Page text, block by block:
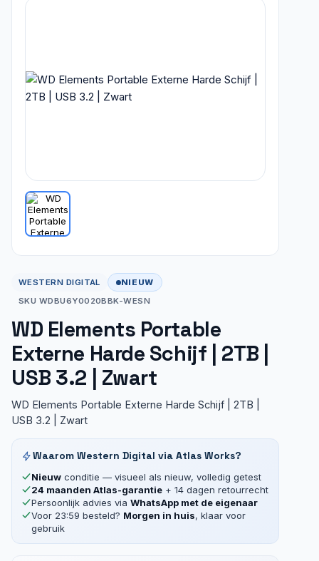
WESTERN DIGITAL
NIEUW
SKU WDBU6Y0020BBK-WESN
WD Elements Portable
Externe Harde Schijf | 2TB |
USB 3.2 | Zwart
WD Elements Portable Externe Harde Schijf | 2TB |
USB 3.2 | Zwart
Waarom Western Digital via Atlas Works?
Nieuw conditie — visueel als nieuw, volledig getest
24 maanden Atlas-garantie + 14 dagen retourrecht
Persoonlijk advies via WhatsApp met de eigenaar
Voor 23:59 besteld? Morgen in huis, klaar voor
gebruik